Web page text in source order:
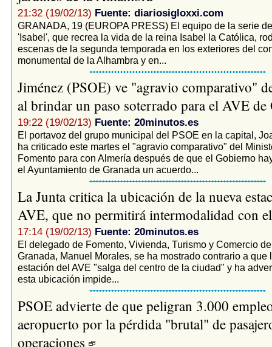
21:32 (19/02/13) Fuente: diariosigloxxi.com
GRANADA, 19 (EUROPA PRESS) El equipo de la serie
'Isabel', que recrea la vida de la reina Isabel la Católica,
escenas de la segunda temporada en los exteriores del
monumental de la Alhambra y en...
Jiménez (PSOE) ve "agravio comparativo"
al brindar un paso soterrado para el AVE
19:22 (19/02/13) Fuente: 20minutos.es
El portavoz del grupo municipal del PSOE en la capital,
ha criticado este martes el "agravio comparativo" del
Fomento para con Almería después de que el Gobierno
el Ayuntamiento de Granada un acuerdo...
La Junta critica la ubicación de la nueva
AVE, que no permitirá intermodalidad con
17:14 (19/02/13) Fuente: 20minutos.es
El delegado de Fomento, Vivienda, Turismo y Comercio
Granada, Manuel Morales, se ha mostrado contrario a que
estación del AVE "salga del centro de la ciudad" y ha
esta ubicación impide...
PSOE advierte de que peligran 3.000
aeropuerto por la pérdida "brutal" de
operaciones